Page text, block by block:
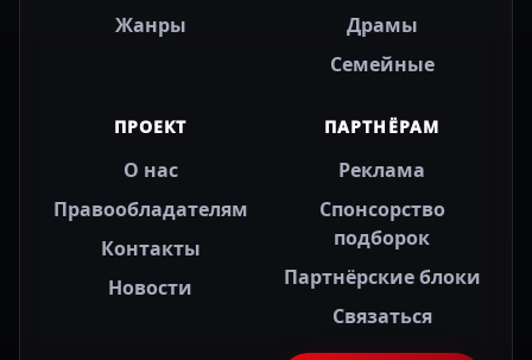
Жанры
Драмы
Семейные
ПРОЕКТ
О нас
Правообладателям
Контакты
Новости
ПАРТНЁРАМ
Реклама
Спонсорство
подборок
Партнёрские блоки
Связаться